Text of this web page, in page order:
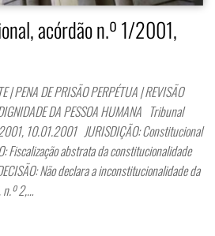
acórdão n.º 1/2001,
| PENA DE PRISÃO PERPÉTUA | REVISÃO
DA PESSOA HUMANA Tribunal
10.01.2001 JURISDIÇÃO: Constitucional
Fiscalização abstrata da constitucionalidade
Não declara a inconstitucionalidade da
n.º 2,…